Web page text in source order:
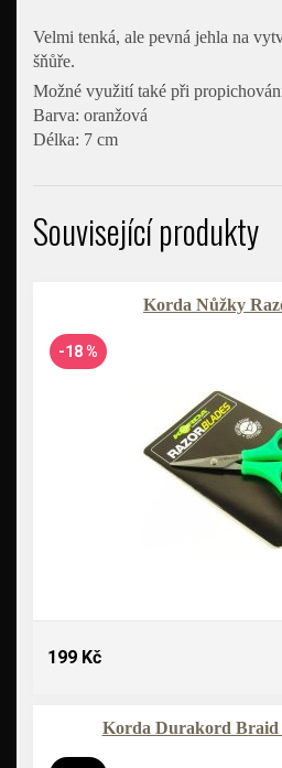
Velmi tenká, ale pevná jehla na
šňůře.
Možné využití také při
Barva: oranžová
Délka: 7 cm
Související produkty
Korda Nůžky
-18 %
199 Kč
Korda Durakord Braid